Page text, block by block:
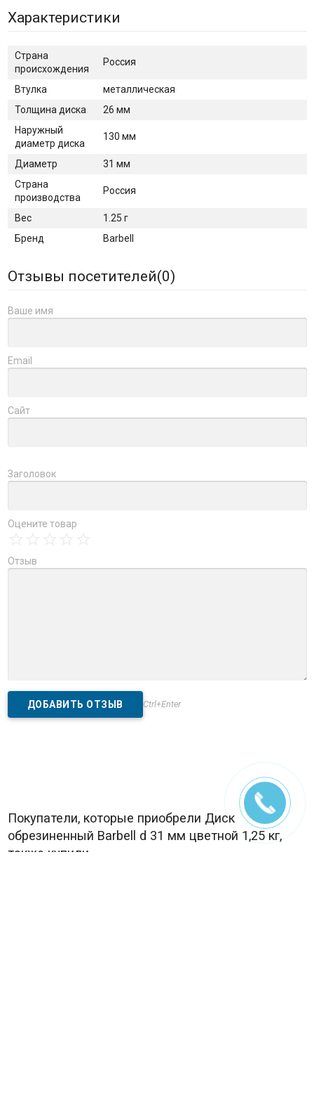
Характеристики
Страна
происхождения
Россия
Втулка
металлическая
Толщина диска
26 мм
Наружный
диаметр диска
130 мм
Диаметр
31 мм
Страна
производства
Россия
Вес
1.25 г
Бренд
Barbell
Отзывы посетителей(0)
Ваше имя
Email
Сайт
Заголовок
Оцените товар
Отзыв
Ctrl+Enter
Покупатели, которые приобрели Диск
обрезиненный Barbell d 31 мм цветной 1,25 кг,
также купили